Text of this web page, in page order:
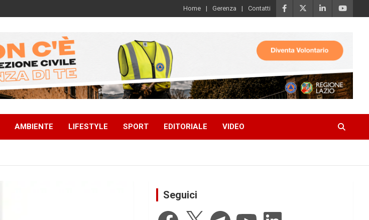
Home Gerenza Contatti
AMBIENTE LIFESTYLE SPORT EDITORIALE VIDEO
Seguici
Facebook
X TelegramYouTube LinkedIn